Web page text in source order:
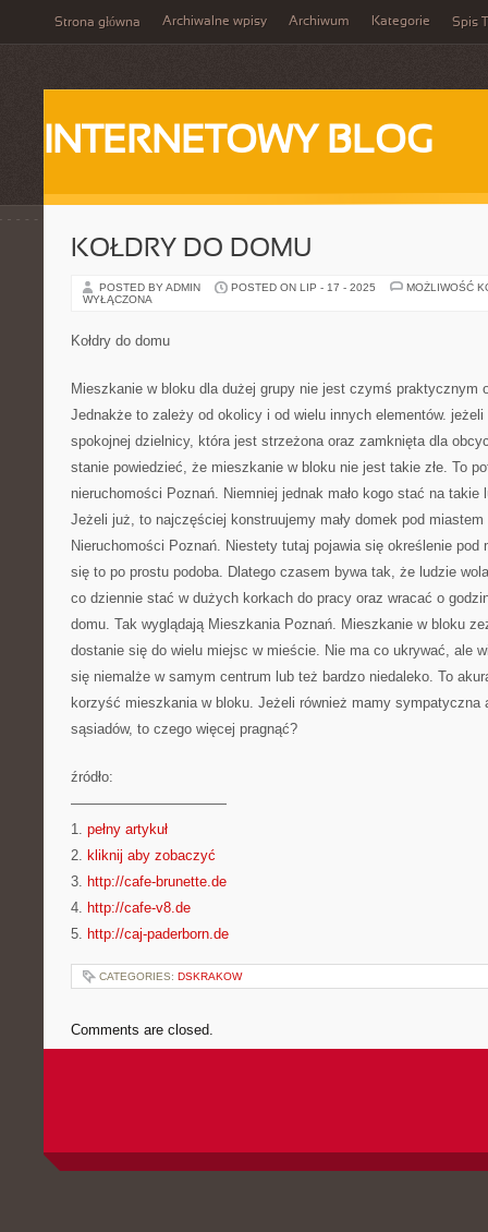
Strona główna Archiwalne wpisy Archiwum Kategorie Spis
INTERNETOWY BLOG
KOŁDRY DO DOMU
POSTED BY ADMIN POSTED ON LIP - 17 - 2025
MOŻLIWOŚĆ
WYŁĄCZONA
Kołdry do domu
Mieszkanie w bloku dla dużej grupy nie jest czymś praktycznym
Jednakże to zależy od okolicy i od wielu innych elementów.
spokojnej dzielnicy, która jest strzeżona oraz zamknięta dla
stanie powiedzieć, że mieszkanie w bloku nie jest takie złe. To
nieruchomości Poznań. Niemniej jednak mało kogo stać na takie
Jeżeli już, to najczęściej konstruujemy mały domek pod
Nieruchomości Poznań. Niestety tutaj pojawia się określenie pod
się to po prostu podoba. Dlatego czasem bywa tak, że ludzie
co dziennie stać w dużych korkach do pracy oraz wracać o
domu. Tak wyglądają Mieszkania Poznań. Mieszkanie w bloku
dostanie się do wielu miejsc w mieście. Nie ma co ukrywać, ale
się niemalże w samym centrum lub też bardzo niedaleko. To
korzyść mieszkania w bloku. Jeżeli również mamy sympatyczna
sąsiadów, to czego więcej pragnąć?
źródło:
———————————
1. pełny artykuł
2. kliknij aby zobaczyć
3. http://cafe-brunette.de
4. http://cafe-v8.de
5. http://caj-paderborn.de
CATEGORIES: DSKRAKOW
Comments are closed.